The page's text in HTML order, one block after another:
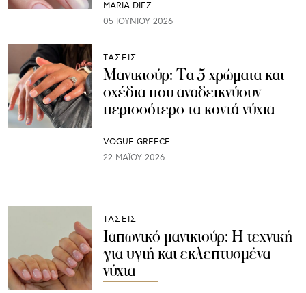
MARIA DIEZ
05 ΙΟΥΝΊΟΥ 2026
ΤΑΣΕΙΣ
Μανικιούρ: Τα 5 χρώματα και
σχέδια που αναδεικνύουν
περισσότερο τα κοντά νύχια
VOGUE GREECE
22 ΜΑΪ́ΟΥ 2026
ΤΑΣΕΙΣ
Ιαπωνικό μανικιούρ: Η τεχνική
για υγιή και εκλεπτυσμένα
νύχια